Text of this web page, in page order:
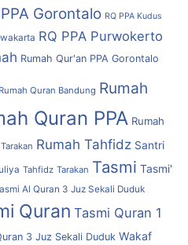
Gorontalo RQ PPA Kudus
RQ PPA Purwokerto
Rumah Qur'an PPA Gorontalo
Rumah Quran Bandung Rumah
Quran PPA Rumah
Rumah Tahfidz Santri
Tahfidz Tarakan Tasmi Tasmi'
Al Quran 3 Juz Sekali Duduk
Quran Tasmi Quran 1
3 Juz Sekali Duduk Wakaf